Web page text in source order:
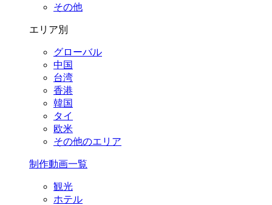
その他
エリア別
グローバル
中国
台湾
香港
韓国
タイ
欧米
その他のエリア
制作動画一覧
観光
ホテル